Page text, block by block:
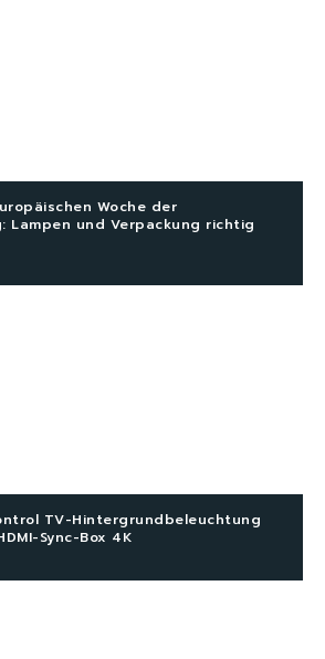
Woche der
Lampen und Verpackung richtig
TV-Hintergrundbeleuchtung
Sync-Box 4K